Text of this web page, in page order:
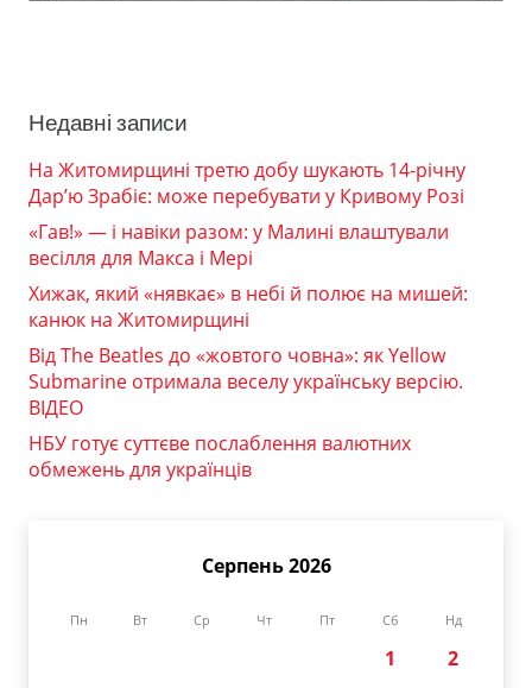
Недавні записи
На Житомирщині третю добу шукають 14-річну
Дар’ю Зрабіє: може перебувати у Кривому Розі
«Гав!» — і навіки разом: у Малині влаштували
весілля для Макса і Мері
Хижак, який «нявкає» в небі й полює на мишей:
канюк на Житомирщині
Від The Beatles до «жовтого човна»: як Yellow
Submarine отримала веселу українську версію.
ВІДЕО
НБУ готує суттєве послаблення валютних
обмежень для українців
Серпень 2026
Пн Вт Ср Чт Пт Сб Нд
1
2